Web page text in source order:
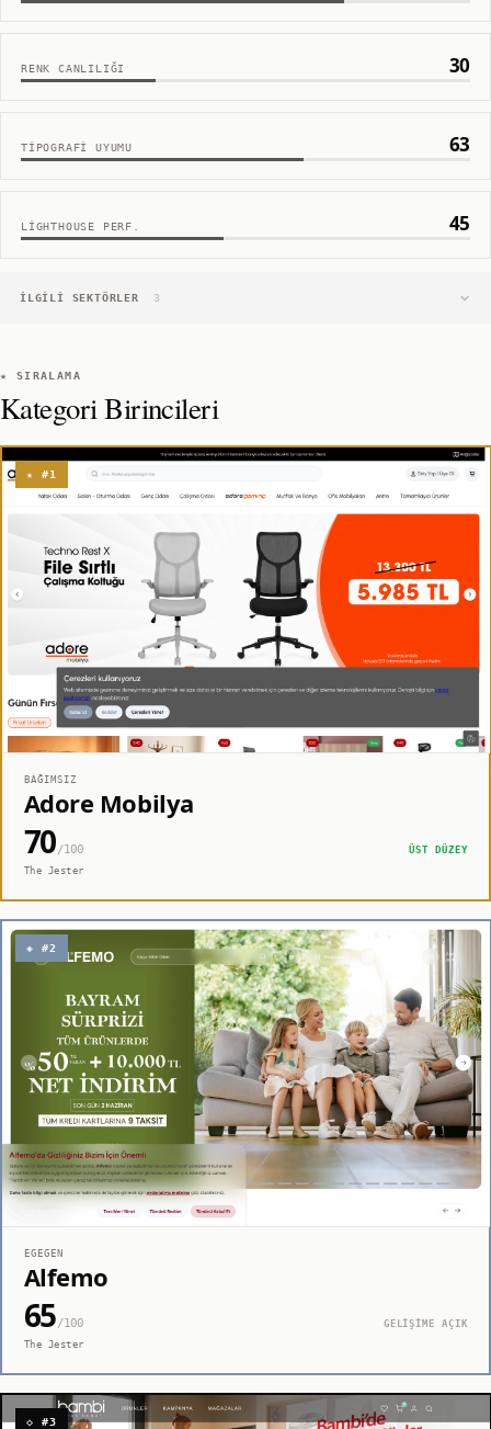
RENK CANLILIĞI 30
TIPOGRAFI UYUMU 63
LIGHTHOUSE PERF. 45
İLGILI SEKTÖRLER 3
★ SIRALAMA
Kategori Birincileri
★ #1
BAĞIMSIZ
Adore Mobilya
70/100
ÜST DÜZEY
The Jester
◈ #2
EGEGEN
Alfemo
65/100
GELİŞİME AÇIK
The Jester
◇ #3